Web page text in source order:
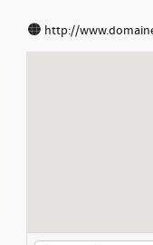
http://